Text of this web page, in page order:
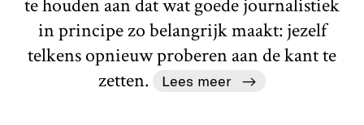
te houden aan dat wat goede journalistiek
in principe zo belangrijk maakt: jezelf
telkens opnieuw proberen aan de kant te
zetten.
Lees meer